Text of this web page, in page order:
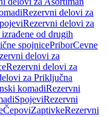
Rezervni delovi za
Rezervni delovi za
od drugih
spojnicePriborCevne
delovi za
Rezervni delovi za
za Priključna
komadiRezervni
SpojeviRezervni
ČepoviZaptivkeRezervni